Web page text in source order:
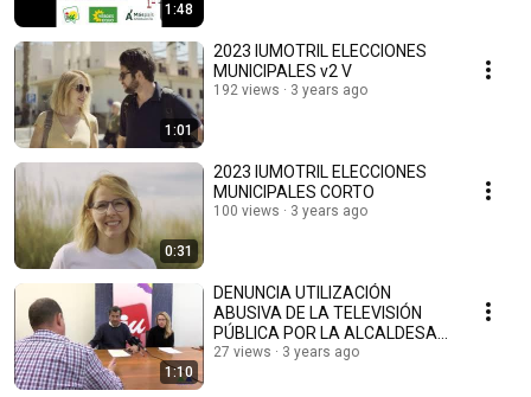
1:48
1:01
2023 IUMOTRIL ELECCIONES
MUNICIPALES v2 V
192 views 3 years ago
0:31
2023 IUMOTRIL ELECCIONES
MUNICIPALES CORTO
100 views 3 years ago
1:10
DENUNCIA UTILIZACIÓN
ABUSIVA DE LA TELEVISIÓN
PÚBLICA POR LA ALCALDESA
Y SU EQUIPO DE GOBIERNO
27 views 3 years ago